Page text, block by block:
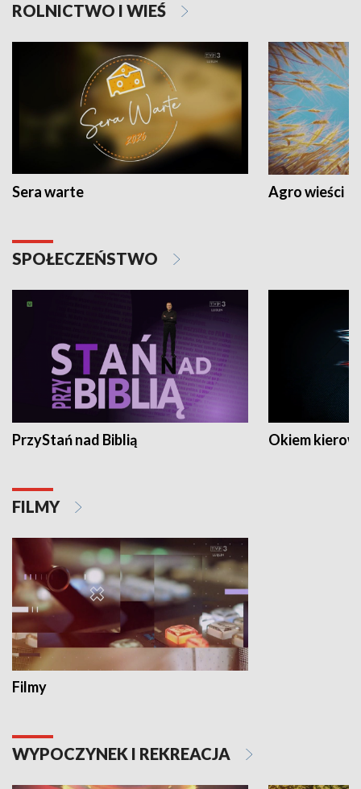
ROLNICTWO I WIEŚ
Sera warte Agro wieści
SPOŁECZEŃSTWO
PrzyStań nad Biblią Okiem
FILMY
Filmy
WYPOCZYNEK I REKREACJA